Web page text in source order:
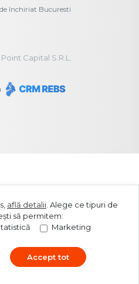
închiriat Bucuresti
Capital S.R.L.
află detalii Alege ce tipuri de
să permitem:
Marketing
Accept tot